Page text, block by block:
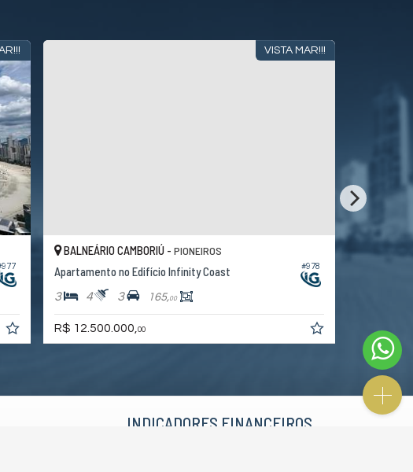
VISTA MAR!!!
#978
BALNEÁRIO CAMBORIÚ - PIONEIROS
Apartamento no Edifício Infinity Coast
3 4 3 165,00
R$ 12.500.000,00 R$
INDICADORES FINANCEIROS